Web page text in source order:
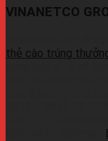
VINANETCO
thẻ cào trúng